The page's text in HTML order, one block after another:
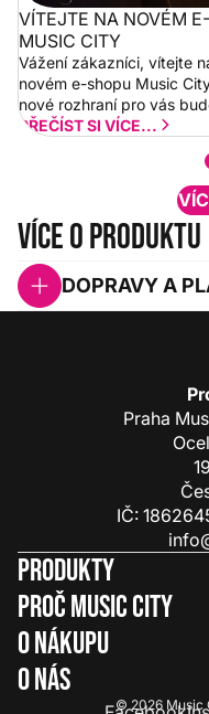
VÍTEJTE NA NOVÉM
MUSIC CITY
Vážení zákazníci, vítejte
novém e-shopu Music
nové rozhraní pro vás
a rychlejší. Postupně
PŘEČÍST SI VÍCE...
Více o produktu
DOPRAVY A
Praha
IČ:
Produkty
Proč Music City
O nákupu
O nás
© 2026 Music